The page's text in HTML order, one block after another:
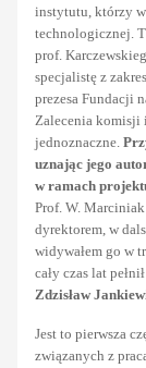
instytutu, którzy
technologicznej.
prof.
specjalistę z
prezesa Fundacji
Zalecenia komisji
jednoznaczne.
uznając jego
w ramach
Prof. W.
dyrektorem, w
widywałem go w
cały czas lat
Zdzisław
Jest to pierwsza
związanych z